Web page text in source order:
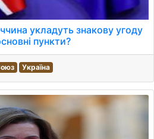
укладуть знакову угоду
пункти?
Україна